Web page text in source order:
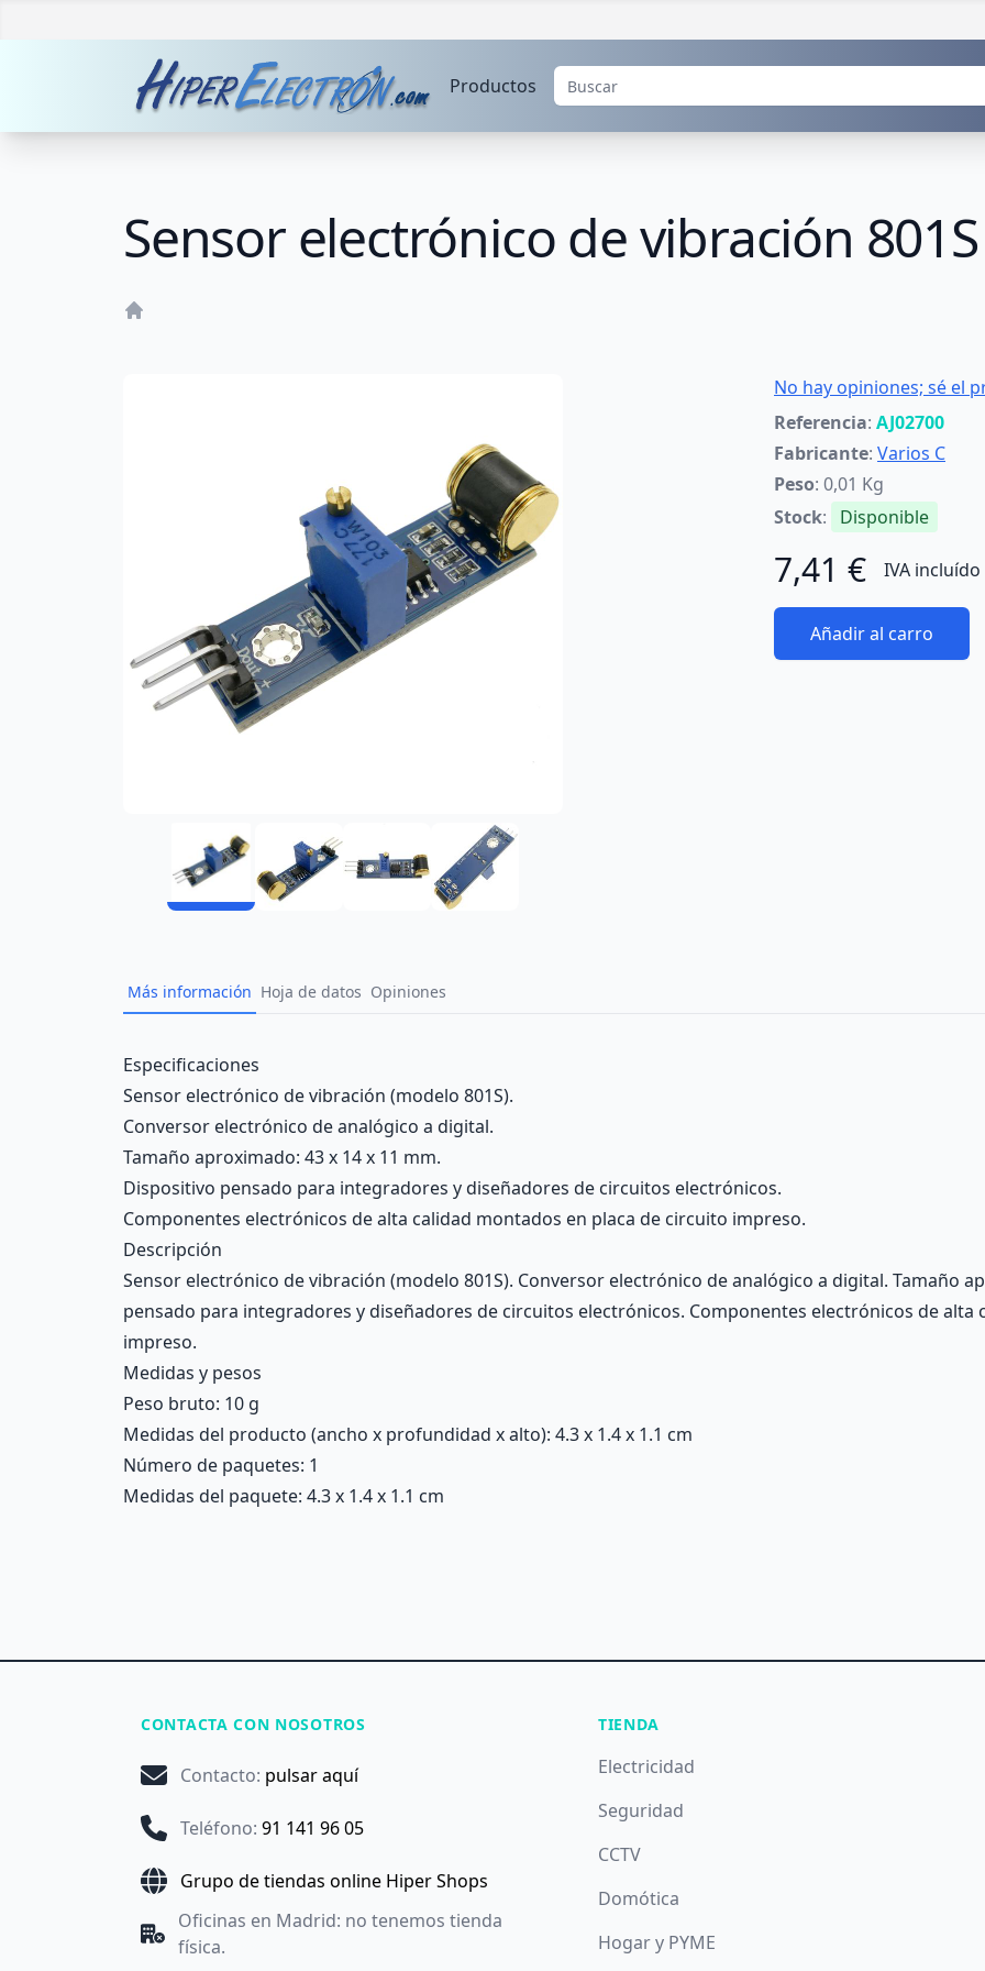
Productos
Sensor electrónico de vibración 801S
No hay opiniones; sé el
Referencia: AJ02700
Fabricante: Varios C
Peso: 0,01 Kg
Stock: Disponible
7,41 € IVA incluído
Añadir al carro
Más información Hoja de datos Opiniones
Description
Especificaciones
Sensor electrónico de vibración (modelo 801S).
Conversor electrónico de analógico a digital.
Tamaño aproximado: 43 x 14 x 11 mm.
Dispositivo pensado para integradores y diseñadores de circuitos electrónicos.
Componentes electrónicos de alta calidad montados en placa de circuito impreso.
Descripción
Sensor electrónico de vibración (modelo 801S). Conversor electrónico de analógico a digital. Tamaño
pensado para integradores y diseñadores de circuitos electrónicos. Componentes electrónicos de alta
impreso.
Medidas y pesos
Peso bruto: 10 g
Medidas del producto (ancho x profundidad x alto): 4.3 x 1.4 x 1.1 cm
Número de paquetes: 1
Medidas del paquete: 4.3 x 1.4 x 1.1 cm
CONTACTA CON NOSOTROS
Contacto: pulsar aquí
Teléfono: 91 141 96 05
Grupo de tiendas online Hiper Shops
Oficinas en Madrid: no tenemos tienda
física.
TIENDA
Electricidad
Seguridad
CCTV
Domótica
Hogar y PYME